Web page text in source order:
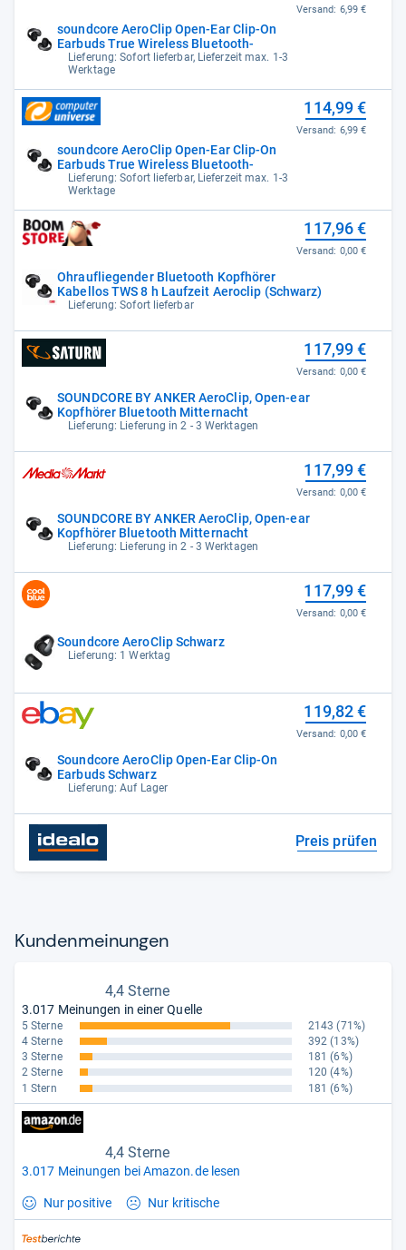
soundcore AeroClip Open-Ear Clip-On
Earbuds True Wireless Bluetooth-
Lieferung: Sofort lieferbar, Lieferzeit max. 1-3
Werktage
Versand: 6,99 €
soundcore AeroClip Open-Ear Clip-On
Earbuds True Wireless Bluetooth-
Lieferung: Sofort lieferbar, Lieferzeit max. 1-3
Werktage
114,99 €
Versand: 6,99 €
Ohraufliegender Bluetooth Kopfhörer
Kabellos TWS 8 h Laufzeit Aeroclip (Schwarz)
Lieferung: Sofort lieferbar
117,96 €
Versand: 0,00 €
SOUNDCORE BY ANKER AeroClip, Open-ear
Kopfhörer Bluetooth Mitternacht
Lieferung: Lieferung in 2 - 3 Werktagen
117,99 €
Versand: 0,00 €
SOUNDCORE BY ANKER AeroClip, Open-ear
Kopfhörer Bluetooth Mitternacht
Lieferung: Lieferung in 2 - 3 Werktagen
117,99 €
Versand: 0,00 €
Soundcore AeroClip Schwarz
Lieferung: 1 Werktag
117,99 €
Versand: 0,00 €
Soundcore AeroClip Open-Ear Clip-On
Earbuds Schwarz
Lieferung: Auf Lager
119,82 €
Versand: 0,00 €
Preis prüfen
Kun­den­mei­nun­gen
4,4 Sterne
3.017 Meinungen in einer Quelle
5 Sterne 2143 (71%)
4 Sterne
392 (13%)
3 Sterne
181 (6%)
2 Sterne
120 (4%)
1 Stern
181 (6%)
4,4 Sterne
3.017 Meinungen bei Amazon.de lesen
Nur positive Nur kritische